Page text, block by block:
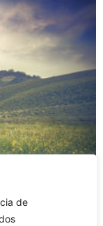
de
atascada y